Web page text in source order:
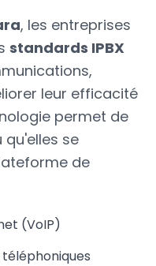
, les entreprises
standards IPBX
leur efficacité
permet de
se
de
(VoIP)